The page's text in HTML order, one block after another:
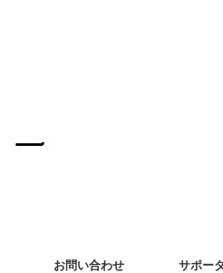
お問い合わせ サポー